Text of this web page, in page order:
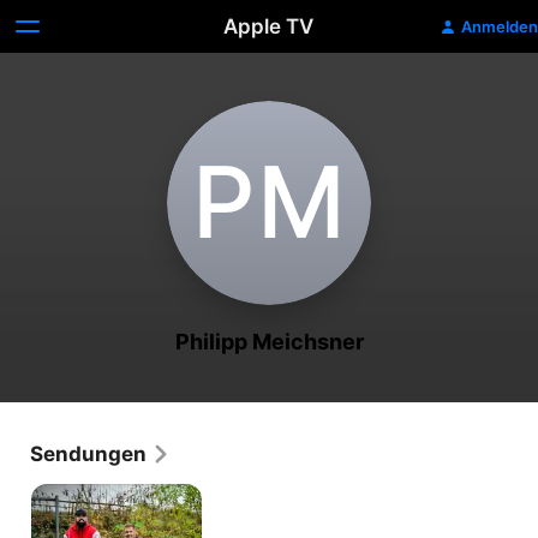
Apple TV Anmelden
P‌M
Philipp Meichsner
Sendungen
Streetfun